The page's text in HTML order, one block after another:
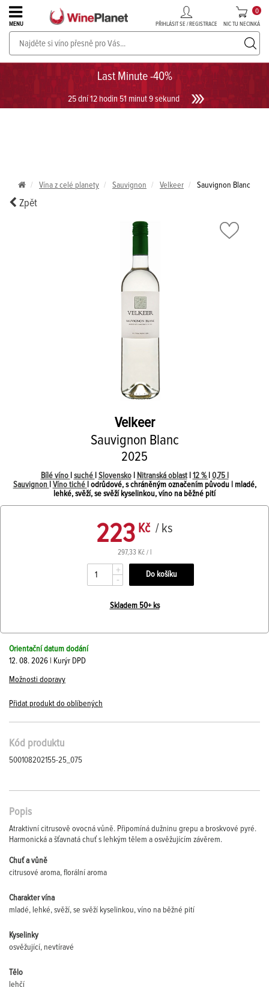
Last Minute -40%
25 dní 12 hodin 51 minut 9 sekund
MENU PŘIHLÁSIT SE / REGISTRACE NIC TU NECINKÁ
0
PROSECCO v akci až do -30%!UKÁZAT PROSECCO
Vína z celé planety Sauvignon Velkeer Sauvignon Blanc
Zpět
Velkeer
Sauvignon Blanc
2025
Bílé víno suché Slovensko| Nitranská oblast| 12 % 0,75 l
Sauvignon
Víno tiché
| odrůdové, s chráněným označením původu | mladé,
lehké, svěží, se svěží kyselinkou, víno na běžné pití
223 Kč / ks
297,33 Kč / l
+
-
Skladem 50+ ks
Orientační datum dodání
12. 08. 2026 | Kurýr DPD
Možnosti dopravy
Přidat produkt do oblíbených
Kód produktu
500108202155-25_075
Popis
Atraktivní citrusově ovocná vůně. Připomíná dužninu grepu a broskvové pyré.
Harmonická a šťavnatá chuť s lehkým tělem a osvěžujícím závěrem.
Chuť a vůně
citrusové aroma, florální aroma
Charakter vína
mladé, lehké, svěží, se svěží kyselinkou, víno na běžné pití
Kyselinky
osvěžující, nevtíravé
Tělo
lehčí